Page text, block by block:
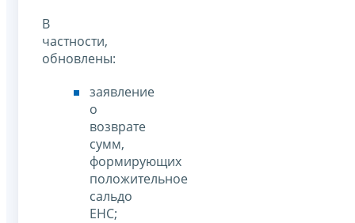
В
частности,
обновлены:
заявление
о
возврате
сумм,
формирующих
положительное
сальдо
ЕНС;